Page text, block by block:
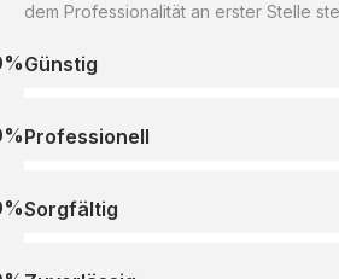
dem Professionalität an erster Stelle
Günstig
Professionell
Sorgfältig